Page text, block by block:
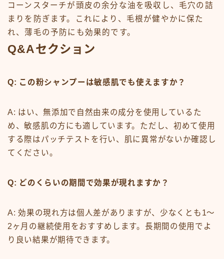
コーンスターチが頭皮の余分な油を吸収し、毛穴の詰
まりを防ぎます。これにより、毛根が健やかに保た
れ、薄毛の予防にも効果的です。
Q&Aセクション
Q: この粉シャンプーは敏感肌でも使えますか？
A: はい、無添加で自然由来の成分を使用しているた
め、敏感肌の方にも適しています。ただし、初めて使用
する際はパッチテストを行い、肌に異常がないか確認し
てください。
Q: どのくらいの期間で効果が現れますか？
A: 効果の現れ方は個人差がありますが、少なくとも1〜
2ヶ月の継続使用をおすすめします。長期間の使用でよ
り良い結果が期待できます。